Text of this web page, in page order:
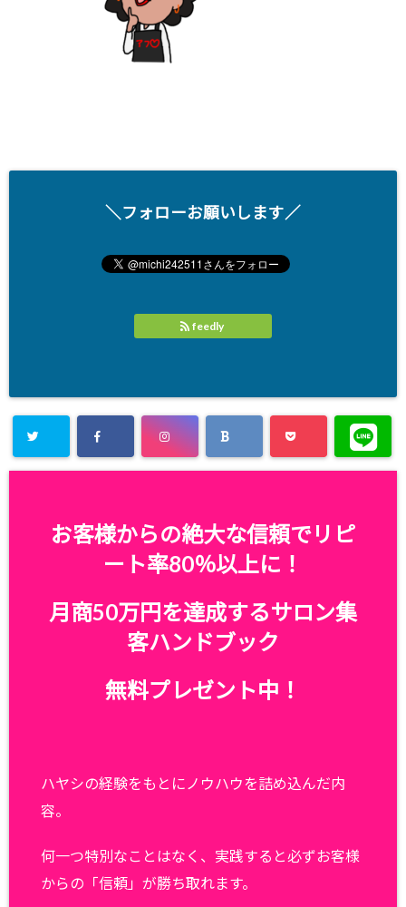
＼フォローお願いします／
feedly
お客様からの絶大な信頼でリピ
ート率80％以上に！
月商50万円を達成するサロン集
客ハンドブック
無料プレゼント中！
ハヤシの経験をもとにノウハウを詰め込んだ内
容。
何一つ特別なことはなく、実践すると必ずお客様
からの「信頼」が勝ち取れます。